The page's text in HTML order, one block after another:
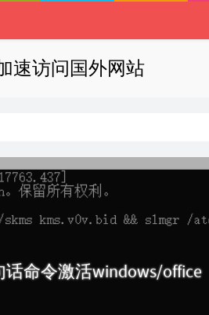
速访问国外网站
话命令激活windows/office